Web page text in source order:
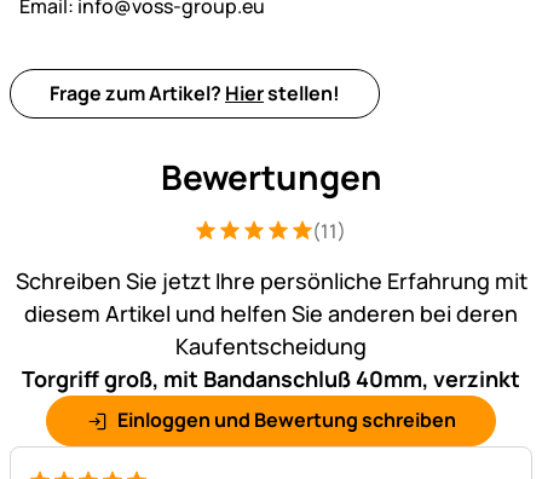
Email: info@voss-group.eu
Frage zum Artikel? Hierstellen!
Bewertungen
Bewertung: 5 von 5 (11 Bewertungen)
11 Bewertungen
(11)
Schreiben Sie jetzt Ihre persönliche Erfahrung mit
diesem Artikel und helfen Sie anderen bei deren
Kaufentscheidung
Torgriff groß, mit Bandanschluß 40mm, verzinkt
Einloggen und Bewertung schreiben